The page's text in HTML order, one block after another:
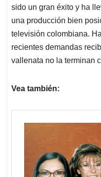
sido un gran éxito y ha
una producción bien
televisión colombiana.
recientes demandas
vallenata no la terminan
Vea también: